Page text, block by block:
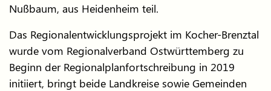
Nußbaum, aus Heidenheim teil.
Das Regionalentwicklungsprojekt im Kocher-Brenztal
wurde vom Regionalverband Ostwürttemberg zu
Beginn der Regionalplanfortschreibung in 2019
initiiert, bringt beide Landkreise sowie Gemeinden